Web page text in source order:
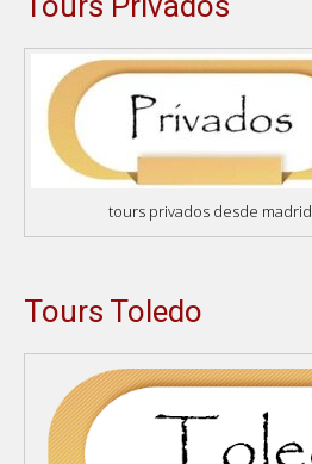
tours privados desde madrid
Tours Toledo